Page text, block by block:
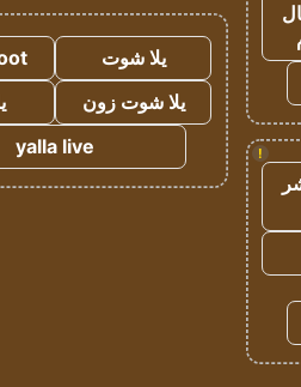
!
يلا شوت
يلا شوت زون
yalla live